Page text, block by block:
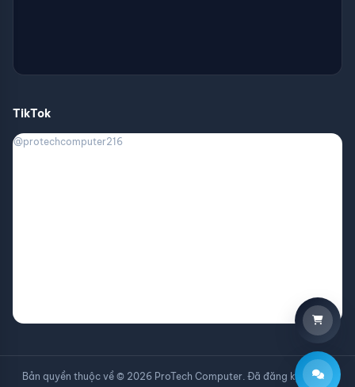
TikTok
@protechcomputer216
Bản quyền thuộc về © 2026 ProTech Computer. Đã đăng ký với Bộ